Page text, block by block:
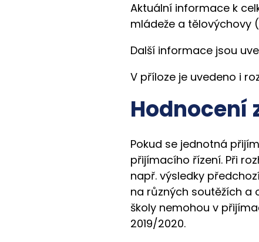
Aktuální informace k
mládeže a tělovýchovy
Další informace jsou
V příloze je uvedeno i
Hodnocení
Pokud se jednotná
přijímacího řízení. Při
např. výsledky
na různých soutěžích a
školy nemohou v
2019/2020.